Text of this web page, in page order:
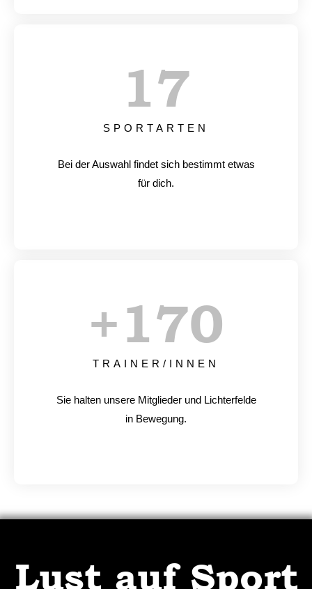
SPORTARTEN
17
Bei der Auswahl findet sich bestimmt etwas
für dich.
TRAINER/INNEN
+170
Sie halten unsere Mitglieder und Lichterfelde
in Bewegung.
Lust auf Sport